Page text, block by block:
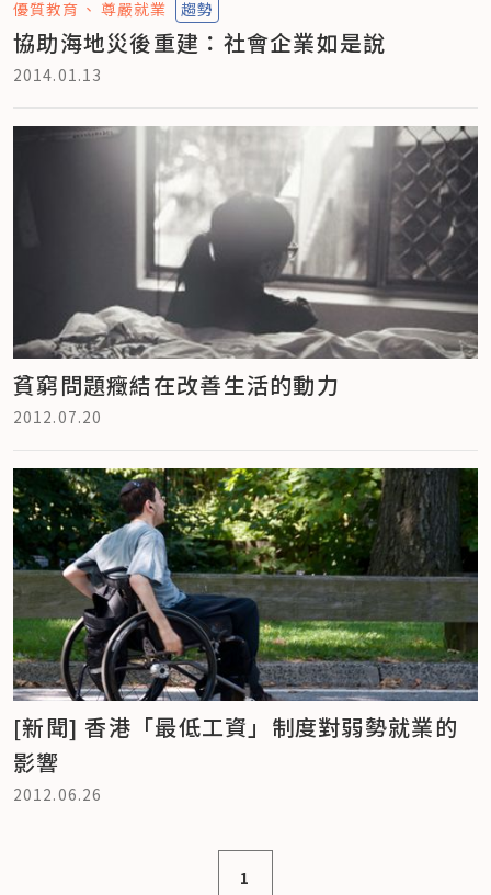
優質教育 尊嚴就業 趨勢
協助海地災後重建：社會企業如是說
2014.01.13
貧窮問題癥結在改善生活的動力
2012.07.20
[新聞] 香港「最低工資」制度對弱勢就業的
影響
2012.06.26
1